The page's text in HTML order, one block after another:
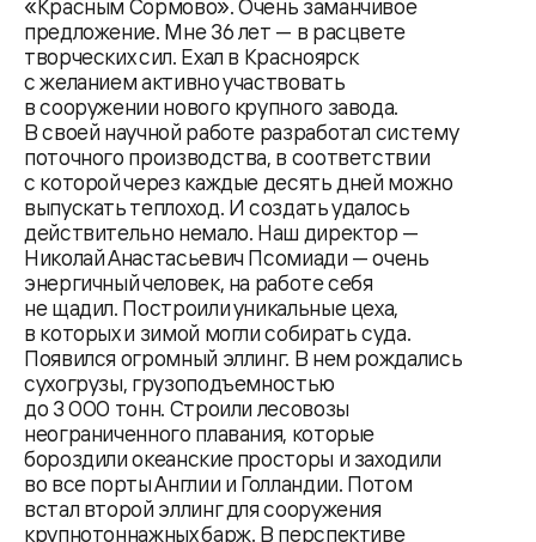
«Красным Сормово». Очень заманчивое
предложение. Мне 36 лет — в расцвете
творческих сил. Ехал в Красноярск
с желанием активно участвовать
в сооружении нового крупного завода.
В своей научной работе разработал систему
поточного производства, в соответствии
с которой через каждые десять дней можно
выпускать теплоход. И создать удалось
действительно немало. Наш директор —
Николай Анастасьевич Псомиади — очень
энергичный человек, на работе себя
не щадил. Построили уникальные цеха,
в которых и зимой могли собирать суда.
Появился огромный эллинг. В нем рождались
сухогрузы, грузоподъемностью
до 3 000 тонн. Строили лесовозы
неограниченного плавания, которые
бороздили океанские просторы и заходили
во все порты Англии и Голландии. Потом
встал второй эллинг для сооружения
крупнотоннажных барж. В перспективе